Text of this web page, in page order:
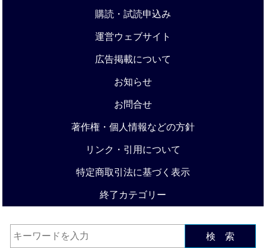
購読・試読申込み
運営ウェブサイト
広告掲載について
お知らせ
お問合せ
著作権・個人情報などの方針
リンク・引用について
特定商取引法に基づく表示
終了カテゴリー
検 索